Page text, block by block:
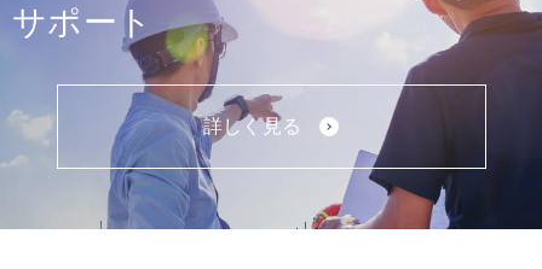
サポート
詳しく見る